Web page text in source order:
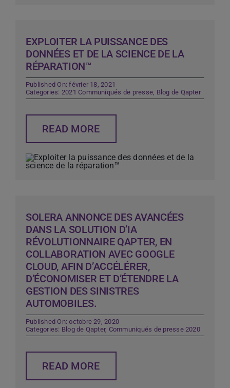
EXPLOITER LA PUISSANCE DES
DONNÉES ET DE LA SCIENCE DE LA
RÉPARATION™
Published On: février 18, 2021
Categories: 2021 Communiqués de presse Blog de Qapter
READ MORE
SOLERA ANNONCE DES AVANCÉES
DANS LA SOLUTION D’IA
RÉVOLUTIONNAIRE QAPTER, EN
COLLABORATION AVEC GOOGLE
CLOUD, AFIN D’ACCÉLÉRER,
D’ÉCONOMISER ET D’ÉTENDRE LA
GESTION DES SINISTRES
AUTOMOBILES.
Published On: octobre 29, 2020
Categories: Blog de Qapter, Communiqués de presse 2020
READ MORE